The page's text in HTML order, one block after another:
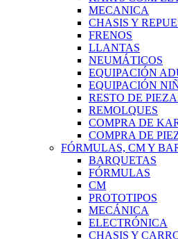
MECANICA
CHASIS Y
FRENOS
LLANTAS
NEUMÁTICOS
EQUIPACIÓN
EQUIPACIÓN
RESTO DE
REMOLQUES
COMPRA DE
COMPRA DE
FÓRMULAS, CM Y
BARQUETAS
FÓRMULAS
CM
PROTOTIPOS
MECÁNICA
ELECTRÓNICA
CHASIS Y